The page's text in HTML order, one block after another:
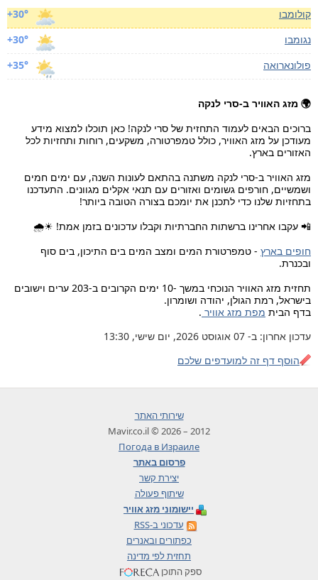
+30°
קולומבו
+30°
נגומבו
+35°
פולונארואה
🌍 מזג האוויר ב-סרי לנקה
ברוכים הבאים לעמוד התחזית של סרי לנקה! כאן תוכלו למצוא מידע
מעודכן על מזג האוויר, כולל טמפרטורה, משקעים, רוחות ותחזיות לכל
האזורים בארץ.
מזג האוויר ב-סרי לנקה משתנה בהתאם לעונות השנה, עם ימים חמים
ושמשיים, חורפים גשומים ואזורים עם תנאי אקלים מגוונים. התעדכנו
בתחזיות שלנו כדי לתכנן את יומכם בצורה הטובה ביותר!
📲 עקבו אחרינו ברשתות החברתיות וקבלו עדכונים בזמן אמת! ☀🌧
חופים בארץ - טמפרטורת המים ומצב המים בים התיכון, בים סוף
ובכנרת.
תחזית מזג האוויר הנוכחי במשך -10 ימים הקרובים ב-203 ערים וישובים
בישראל, רמת הגולן, יהודה ושומרון.
בדף הבית מפת מזג אוויר .
עדכון אחרון: ב- 07 אוגוסט 2026, יום שישי, 13:30
הוסף דף זה למועדפים שלכם
שירותי האתר
2012 – 2026 © Mavir.co.il
Погода в Израиле
פרסום באתר
יצירת קשר
שיתוף פעולה
יישומוני מזג אוויר
עדכוני ב-RSS
כפתורים ובאנרים
תחזית לפי מדינה
ספק התוכן